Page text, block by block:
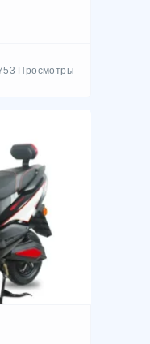
Просмотры